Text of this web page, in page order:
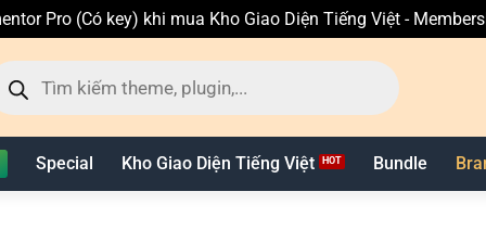
Pro (Có key) khi mua Kho Giao Diện Tiếng Việt -
Special Kho Giao Diện Tiếng Việt Bundle